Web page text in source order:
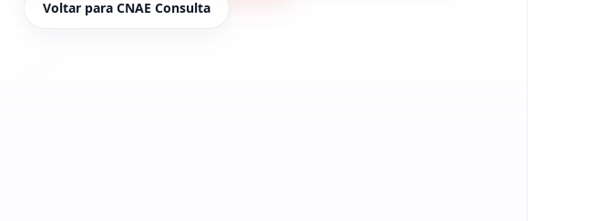
Voltar para CNAE Consulta